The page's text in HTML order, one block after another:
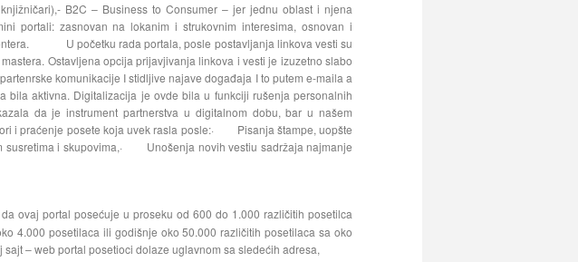
B2C – Business to Consumer – jer jednu oblast i njena
portali: zasnovan na lokanim i strukovnim interesima, osnovan i
U početku rada portala, posle postavljanja linkova vesti su
Ostavljena opcija prijavjivanja linkova i vesti je izuzetno slabo
komunikacije I stidljive najave događaja I to putem e-maila a
bila aktivna. Digitalizacija je ovde bila u funkciji rušenja personalnih
da je instrument partnerstva u digitalnom dobu, bar u našem
i praćenje posete koja uvek rasla posle:· Pisanja štampe, uopšte
i skupovima,· Unošenja novih vestiu sadržaja najmanje
ovaj portal posećuje u proseku od 600 do 1.000 različitih posetilca
4.000 posetilaca ili godišnje oko 50.000 različitih posetilaca sa oko
– web portal posetioci dolaze uglavnom sa sledećih adresa,